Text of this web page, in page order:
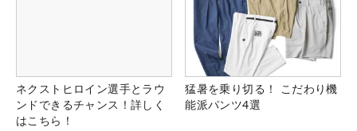
ネクストヒロイン選手とラウ
ンドできるチャンス！詳しく
はこちら！
猛暑を乗り切る！ こだわり機
能派パンツ4選